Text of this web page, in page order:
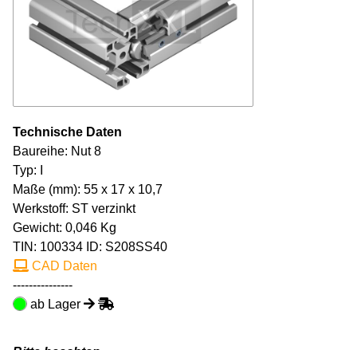
Technische Daten
Baureihe: Nut 8
Typ: I
Maße (mm): 55 x 17 x 10,7
Werkstoff: ST verzinkt
Gewicht: 0,046 Kg
TIN: 100334 ID: S208SS40
CAD Daten
---------------
ab Lager